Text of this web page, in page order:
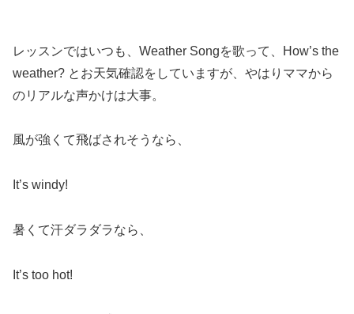
レッスンではいつも、Weather Songを歌って、How’s the
weather? とお天気確認をしていますが、やはりママから
のリアルな声かけは大事。
風が強くて飛ばされそうなら、
It’s windy!
暑くて汗ダラダラなら、
It’s too hot!